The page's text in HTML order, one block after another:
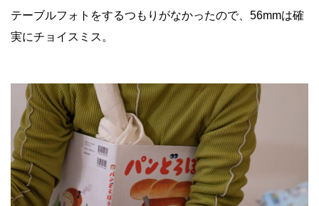
テーブルフォトをするつもりがなかったので、56mmは確
実にチョイスミス。